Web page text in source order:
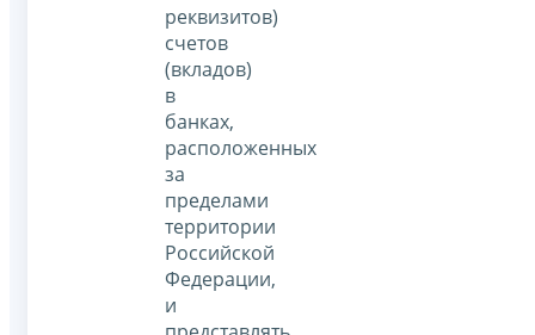
реквизитов)
счетов
(вкладов)
в
банках,
расположенных
за
пределами
территории
Российской
Федерации,
и